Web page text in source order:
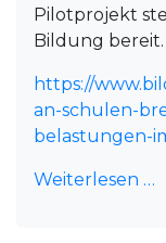
Pilotprojekt
Bildung bereit.
https://
an-schulen-
belastungen-
Weiterlesen …